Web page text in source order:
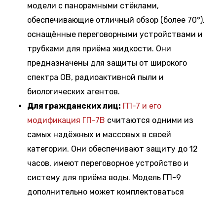
модели с панорамными стёклами,
обеспечивающие отличный обзор (более 70°),
оснащённые переговорными устройствами и
трубками для приёма жидкости. Они
предназначены для защиты от широкого
спектра ОВ, радиоактивной пыли и
биологических агентов.
Для гражданских лиц: ГП-7 и его
модификация ГП-7В считаются одними из
самых надёжных и массовых в своей
категории. Они обеспечивают защиту до 12
часов, имеют переговорное устройство и
систему для приёма воды. Модель ГП-9
дополнительно может комплектоваться